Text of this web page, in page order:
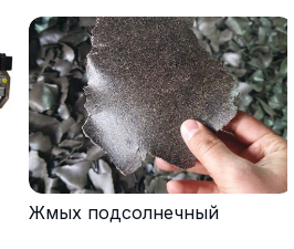
Жмых подсолнечный